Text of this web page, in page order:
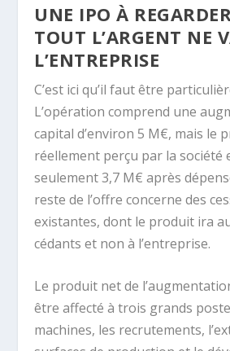
UNE IPO À
TOUT L’ARGENT NE
L’ENTREPRISE
C’est ici qu’il faut être
L’opération comprend une
capital d’environ 5 M€, mais le
réellement perçu par la société
seulement 3,7 M€ après
reste de l’offre concerne des
existantes, dont le produit ira
cédants et non à l’entreprise.
Le produit net de
être affecté à trois grands
machines, les recrutements,